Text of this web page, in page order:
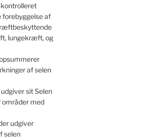
af
lungekræft, og
af selen
sit Selen
med
udgiver
selen